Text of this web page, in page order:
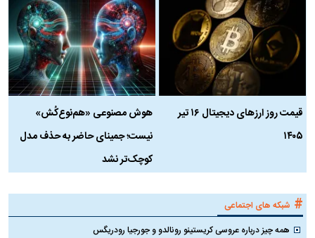
قیمت روز ارز‌های دیجیتال ۱۶ تیر
۱۴۰۵
هوش مصنوعی «هم‌نوع‌کُش»
نیست؛ جمینای حاضر به حذف مدل
کوچک‌تر نشد
# شبکه های اجتماعی
همه چیز درباره عروسی کریستینو رونالدو و جورجیا رودریگس